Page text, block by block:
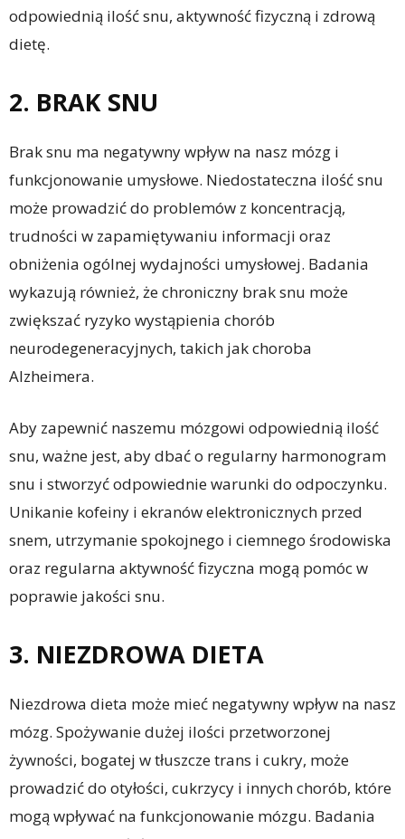
odpowiednią ilość snu, aktywność fizyczną i zdrową
dietę.
2. BRAK SNU
Brak snu ma negatywny wpływ na nasz mózg i
funkcjonowanie umysłowe. Niedostateczna ilość snu
może prowadzić do problemów z koncentracją,
trudności w zapamiętywaniu informacji oraz
obniżenia ogólnej wydajności umysłowej. Badania
wykazują również, że chroniczny brak snu może
zwiększać ryzyko wystąpienia chorób
neurodegeneracyjnych, takich jak choroba
Alzheimera.
Aby zapewnić naszemu mózgowi odpowiednią ilość
snu, ważne jest, aby dbać o regularny harmonogram
snu i stworzyć odpowiednie warunki do odpoczynku.
Unikanie kofeiny i ekranów elektronicznych przed
snem, utrzymanie spokojnego i ciemnego środowiska
oraz regularna aktywność fizyczna mogą pomóc w
poprawie jakości snu.
3. NIEZDROWA DIETA
Niezdrowa dieta może mieć negatywny wpływ na nasz
mózg. Spożywanie dużej ilości przetworzonej
żywności, bogatej w tłuszcze trans i cukry, może
prowadzić do otyłości, cukrzycy i innych chorób, które
mogą wpływać na funkcjonowanie mózgu. Badania